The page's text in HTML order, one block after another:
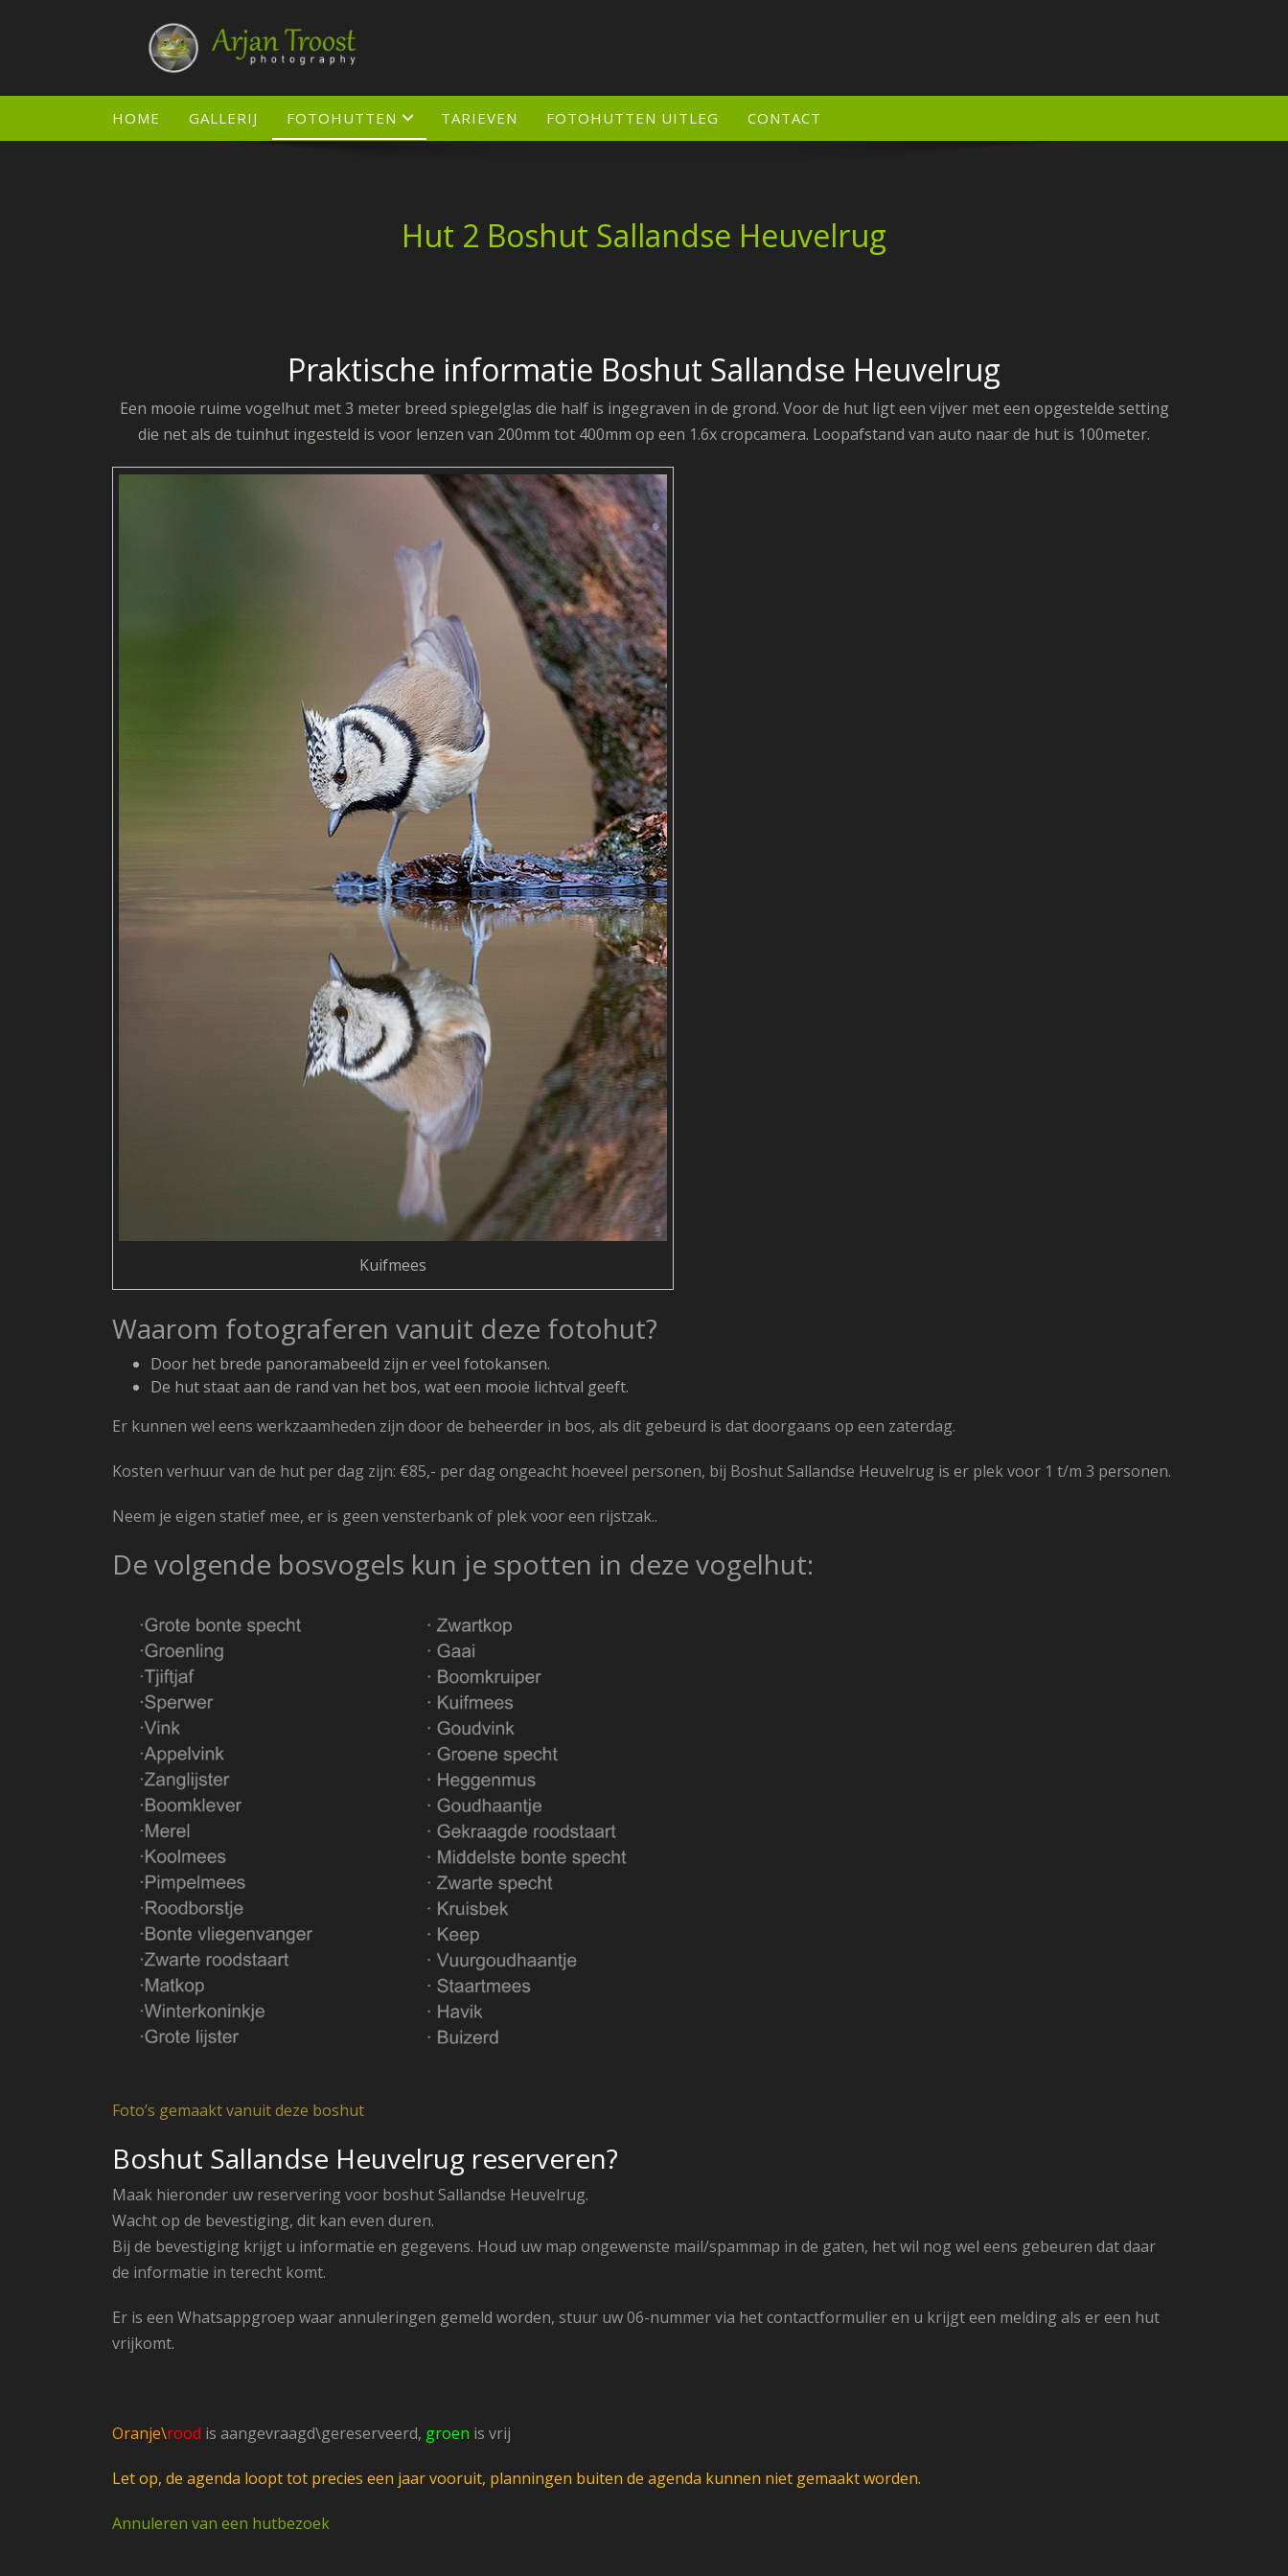
HOME GALLERIJ FOTOHUTTEN TARIEVEN FOTOHUTTEN UITLEG CONTACT
Hut 2 Boshut Sallandse Heuvelrug
Praktische informatie Boshut Sallandse Heuvelrug
Een mooie ruime vogelhut met 3 meter breed spiegelglas die half is ingegraven in de grond. Voor de hut ligt een vijver met een opgestelde setting
die net als de tuinhut ingesteld is voor lenzen van 200mm tot 400mm op een 1.6x cropcamera. Loopafstand van auto naar de hut is 100meter.
Kuifmees
Waarom fotograferen vanuit deze fotohut?
Door het brede panoramabeeld zijn er veel fotokansen.
De hut staat aan de rand van het bos, wat een mooie lichtval geeft.
Er kunnen wel eens werkzaamheden zijn door de beheerder in bos, als dit gebeurd is dat doorgaans op een zaterdag.
Kosten verhuur van de hut per dag zijn: €85,- per dag ongeacht hoeveel personen, bij Boshut Sallandse Heuvelrug is er plek voor 1 t/m 3 personen.
Neem je eigen statief mee, er is geen vensterbank of plek voor een rijstzak..
De volgende bosvogels kun je spotten in deze vogelhut:
Foto’s gemaakt vanuit deze boshut
Boshut Sallandse Heuvelrug reserveren?
Maak hieronder uw reservering voor boshut Sallandse Heuvelrug.
Wacht op de bevestiging, dit kan even duren.
Bij de bevestiging krijgt u informatie en gegevens. Houd uw map ongewenste mail/spammap in de gaten, het wil nog wel eens gebeuren dat daar
de informatie in terecht komt.
Er is een Whatsappgroep waar annuleringen gemeld worden, stuur uw 06-nummer via het contactformulier en u krijgt een melding als er een hut
vrijkomt.
Oranje\rood is aangevraagd\gereserveerd, groen is vrij
Let op, de agenda loopt tot precies een jaar vooruit, planningen buiten de agenda kunnen niet gemaakt worden.
Annuleren van een hutbezoek